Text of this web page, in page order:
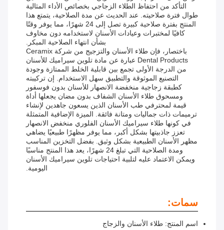
التأكد من احتفاظ الطلاء الزجاجي بخصائص الأداء المثالية
طوال فترة صلاحيته. عند الحديث عن مدة الصلاحية، يتمتع هذا
المنتج بفترة صلاحية كبيرة تصل إلى 24 شهرًا، مما يوفر وقتًا
كافيًا لمختبرات وعيادات الأسنان لاستخدامه دون مخاوف
بشأن انتهاء الصلاحية المبكر.
باختصار، فإن طلاء الأسنان والتزجيج من شركة Ceramix
Dental Products عبارة عن مادة تلوين سيراميك للأسنان
من الدرجة الأولى تجمع بين قابلية الخلط الممتازة وجودة
التصنيع الموثوقة والتطبيق سهل الاستخدام. إن تركيبته
كطبقة زجاجية منخفضة الانصهار للأسنان بدون فوسفور
ومسحوق طلاء الأسنان الشفاف بدون مضان يجعلها أداة
قيمة لمحترفي طب الأسنان الذين يسعون جاهدين لإنشاء
ترميمات ذات جماليات ومتانة فائقة. الميزة الإضافية المتمثلة
في كونها طلاء سيراميك الأسنان الفلوري منخفض الانصهار
تعزز جاذبيتها بشكل أكبر، مما يوفر مظهرًا طبيعيًا يضاهي
مظهر الأسنان الطبيعية بشكل وثيق. بفضل التخزين المناسب
ومدة الصلاحية التي تبلغ 24 شهرًا، يعد هذا المنتج مناسبًا
ويمكن الاعتماد عليه لتلبية احتياجات تلوين سيراميك الأسنان
اليومية.
سمات:
اسم المنتج: طلاء الأسنان والزجاج